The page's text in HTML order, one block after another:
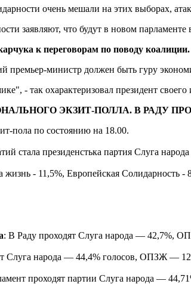
очень мешали на этих выборах,
заявляют, что будут в новом парламенте
к переговорам по поводу коалиции.
премьер-министр должен быть гуру
- так охарактеризовал президент своего
ЭКЗИТ-ПОЛЛА. В РАДУ
пола по состоянию на 18.00.
стала президенстька партия Слуга
- 11,5%, Европейская Солидарность
: В Раду проходят Слуга народа — 42,7%,
Слуга народа — 44,4% голосов, ОПЗЖ —
проходят партии Слуга народа —